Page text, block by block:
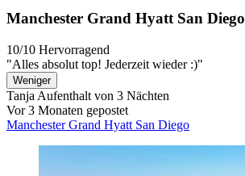
Manchester Grand Hyatt San Diego
10/10 Hervorragend
"Alles absolut top! Jederzeit wieder :)"
Weniger
Tanja Aufenthalt von 3 Nächten
Vor 3 Monaten gepostet
Manchester Grand Hyatt San Diego